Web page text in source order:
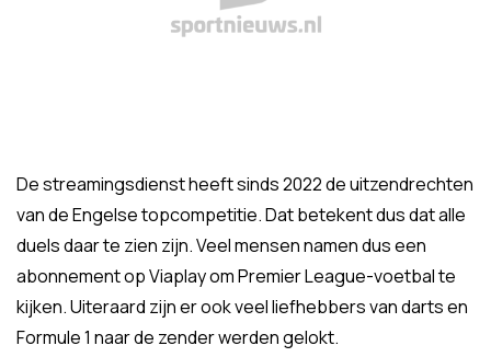
De streamingsdienst heeft sinds 2022 de uitzendrechten
van de Engelse topcompetitie. Dat betekent dus dat alle
duels daar te zien zijn. Veel mensen namen dus een
abonnement op Viaplay om Premier League-voetbal te
kijken. Uiteraard zijn er ook veel liefhebbers van darts en
Formule 1 naar de zender werden gelokt.